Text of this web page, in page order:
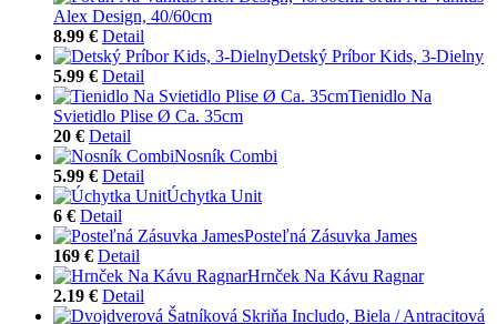
Alex Design, 40/60cm
8.99 € Detail
Detský Príbor Kids, 3-Dielny
5.99 € Detail
Tienidlo Na
Svietidlo Plise Ø Ca. 35cm
20 € Detail
Nosník Combi
5.99 € Detail
Úchytka Unit
6 € Detail
Posteľná Zásuvka James
169 € Detail
Hrnček Na Kávu Ragnar
2.19 € Detail